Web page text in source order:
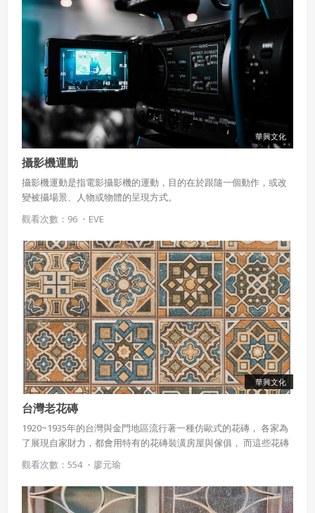
華興文化
攝影機運動
攝影機運動是指電影攝影機的運動，目的在於跟隨一個動作，或改
變被攝場景、人物或物體的呈現方式。
觀看次數：96 ・ EVE
華興文化
台灣老花磚
1920~1935年的台灣與金門地區流行著一種仿歐式的花磚， 各家為
了展現自家財力，都會用特有的花磚裝潢房屋與傢俱， 而這些花磚
除了有傳統歐式的花鳥圖紋外 更添加了許多東亞華人文化中的吉祥
圖案
觀看次數：554 ・ 廖元瑜